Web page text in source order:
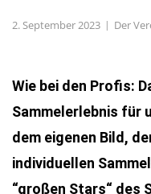
2. September 2023 Der
Wie bei den Profis:
Sammelerlebnis für
dem eigenen Bild,
individuellen
“großen Stars“ des